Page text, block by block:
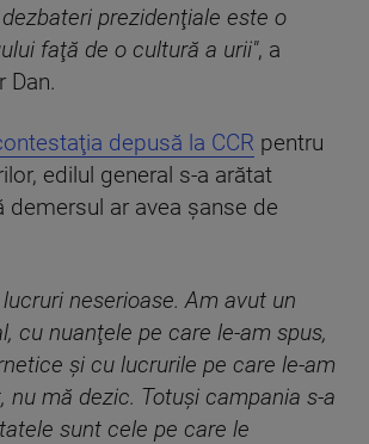
prezidenţiale este o
faţă de o cultură a urii", a
Dan.
depusă la CCR pentru
edilul general s-a arătat
demersul ar avea şanse de
lucruri neserioase. Am avut un
cu nuanţele pe care le-am spus,
şi cu lucrurile pe care le-am
nu mă dezic. Totuşi campania s-a
sunt cele pe care le